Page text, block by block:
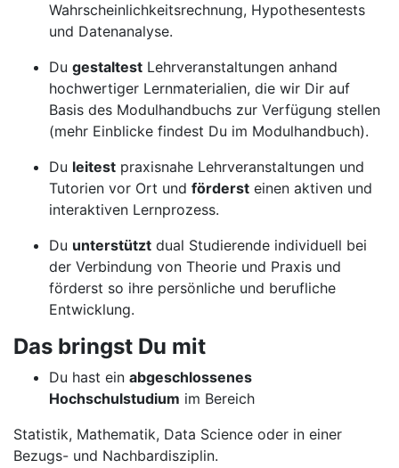
Wahrscheinlichkeitsrechnung, Hypothesentests
und Datenanalyse.
Du gestaltest Lehrveranstaltungen anhand
hochwertiger Lernmaterialien, die wir Dir auf
Basis des Modulhandbuchs zur Verfügung stellen
(mehr Einblicke findest Du im Modulhandbuch).
Du leitest praxisnahe Lehrveranstaltungen und
Tutorien vor Ort und förderst einen aktiven und
interaktiven Lernprozess.
Du unterstützt dual Studierende individuell bei
der Verbindung von Theorie und Praxis und
förderst so ihre persönliche und berufliche
Entwicklung.
Das bringst Du mit
Du hast ein abgeschlossenes
Hochschulstudium im Bereich
Statistik, Mathematik, Data Science oder in einer
Bezugs- und Nachbardisziplin.